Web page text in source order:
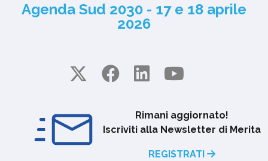
Agenda Sud 2030 - 17 e 18 aprile
2026
Rimani aggiornato!
Iscriviti alla Newsletter di Merita
REGISTRATI